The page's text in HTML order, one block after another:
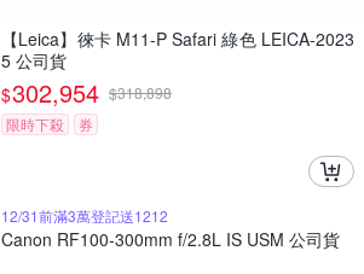
【Leica】徠卡 M11-P Safari 綠色 LEICA-2023
5 公司貨
$302,954 $318,898
限時下殺
券
12/31前滿3萬登記送1212
Canon RF100-300mm f/2.8L IS USM 公司貨